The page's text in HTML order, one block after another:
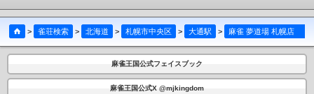
> 雀荘検索 > 北海道 > 札幌市中央区 > 大通駅 > 麻雀 夢道場 札幌店 [貸卓(2F) 麻雀教室・サロン(3F)]
麻雀王国公式フェイスブック
麻雀王国公式X @mjkingdom